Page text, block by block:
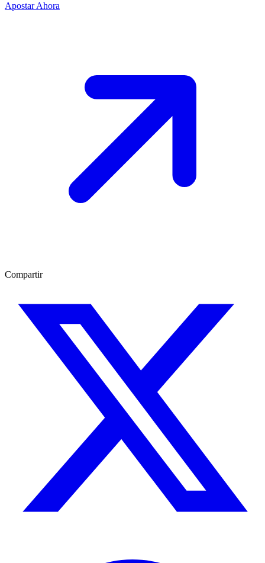
Apostar Ahora
Compartir